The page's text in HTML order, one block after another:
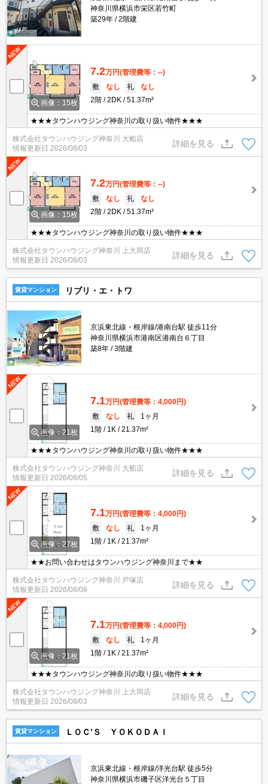
神奈川県横浜市栄区若竹町
築29年
2階建
画像：15枚
7.2万円(管理費等：--)
敷
なし 礼
なし
2階
2DK 51.37m²
★★★タウンハウジング神奈川の取り扱い物件★★★
株式会社タウンハウジング神奈川 大船店
情報更新日 2026/08/03
詳細を見る
画像：15枚
7.2万円(管理費等：--)
敷
なし 礼
なし
2階
2DK 51.37m²
★★★タウンハウジング神奈川の取り扱い物件★★★
株式会社タウンハウジング神奈川 上大岡店
情報更新日 2026/08/03
詳細を見る
賃貸マンション リブリ・エ・トワ
京浜東北線・根岸線/港南台駅 徒歩11分
神奈川県横浜市港南区港南台６丁目
築8年
3階建
画像：21枚
7.1万円(管理費等：4,000円)
敷
なし 礼
1ヶ月
1階
1K 21.37m²
★★★タウンハウジング神奈川の取り扱い物件★★★
株式会社タウンハウジング神奈川 大船店
情報更新日 2026/08/05
詳細を見る
画像：27枚
7.1万円(管理費等：4,000円)
敷
なし 礼
1ヶ月
1階
1K 21.37m²
★★お問い合わせはタウンハウジング神奈川まで★★
株式会社タウンハウジング神奈川 戸塚店
情報更新日 2026/08/08
詳細を見る
画像：21枚
7.1万円(管理費等：4,000円)
敷
なし 礼
1ヶ月
1階
1K 21.37m²
★★★タウンハウジング神奈川の取り扱い物件★★★
株式会社タウンハウジング神奈川 上大岡店
情報更新日 2026/08/03
詳細を見る
賃貸マンション ＬＯＣ’Ｓ ＹＯＫＯＤＡＩ
京浜東北線・根岸線/洋光台駅 徒歩5分
神奈川県横浜市磯子区洋光台５丁目